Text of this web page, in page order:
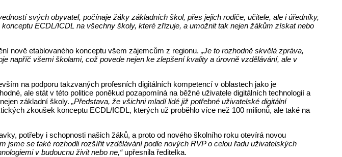
svých obyvatel, počínaje žáky základních škol, přes jejich rodiče, učitele, ale i úředníky,
ECDL/ICDL na všechny školy, které zřizuje, a umožnit tak nejen žákům získat nebo
nově etablovaného konceptu všem zájemcům z regionu.„Je to rozhodně skvělá zpráva,
napříč všemi školami, což povede nejen ke zlepšení kvality a úrovně vzdělávání, ale v
na podporu takzvaných profesních digitálních kompetencí v oblastech jako je
ale stát v této politice poněkud pozapomíná na běžné uživatele digitálních technologií a
základní školy. „Představa, že všichni mladí lidé již potřebné uživatelské digitální
zkoušek konceptu ECDL/ICDL, kterých už proběhlo více než 100 milionů, ale také na
potřeby i schopnosti našich žáků, a proto od nového školního roku otevírá novou
jsme se také rozhodli rozšířit vzdělávání podle nových RVP o celou řadu uživatelských
v budoucnu živit nebo ne,“upřesnila ředitelka.